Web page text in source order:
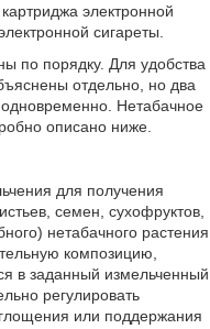
электронной
сигареты.
по порядку. Для удобства
отдельно, но два
Нетабачное
описано ниже.
для получения
семен, сухофруктов,
нетабачного растения
композицию,
в заданный измельченный
регулировать
или поддержания